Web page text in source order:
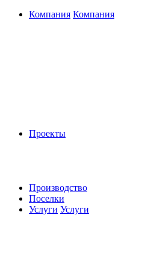
Компания Компания
Проекты
Производство
Поселки
Услуги Услуги